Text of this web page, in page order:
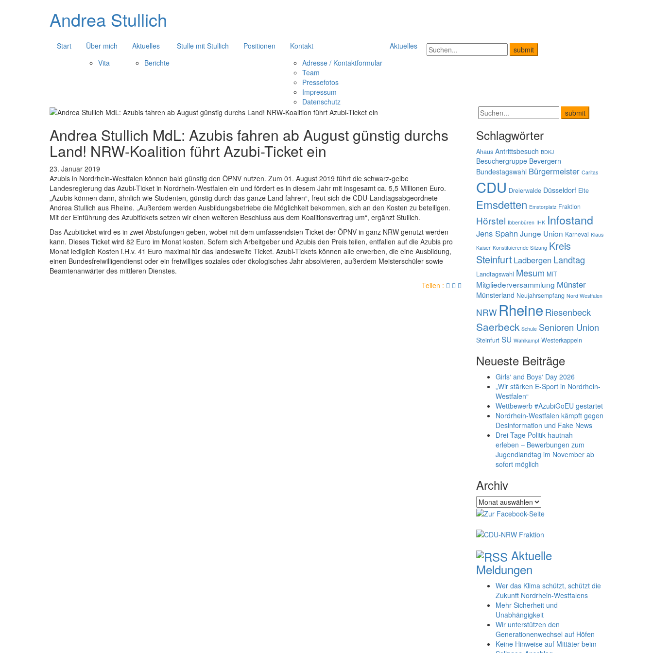
Andrea Stullich
Start
Über mich
Vita
Aktuelles
Berichte
Stulle mit Stullich Positionen
Kontakt
Adresse / Kontaktformular
Team
Pressefotos
Impressum
Datenschutz
Aktuelles
Andrea Stullich MdL: Azubis fahren ab August günstig durchs
Land! NRW-Koalition führt Azubi-Ticket ein
23. Januar 2019
Azubis in Nordrhein-Westfalen können bald günstig den ÖPNV nutzen. Zum 01. August 2019 führt die schwarz-gelbe
Landesregierung das Azubi-Ticket in Nordrhein-Westfalen ein und fördert es in diesem Jahr mit insgesamt ca. 5,5 Millionen Euro.
„Azubis können dann, ähnlich wie Studenten, günstig durch das ganze Land fahren“, freut sich die CDU-Landtagsabgeordnete
Andrea Stullich aus Rheine. „Außerdem werden Ausbildungsbetriebe die Möglichkeit bekommen, sich an den Kosten zu beteiligen.
Mit der Einführung des Azubitickets setzen wir einen weiteren Beschluss aus dem Koalitionsvertrag um“, ergänzt Stullich.
Das Azubiticket wird es in zwei Abstufungen geben, wobei mit dem umfassendsten Ticket der ÖPNV in ganz NRW genutzt werden
kann. Dieses Ticket wird 82 Euro im Monat kosten. Sofern sich Arbeitgeber und Azubis den Preis teilen, entfallen auf die Azubis pro
Monat lediglich Kosten i.H.v. 41 Euro maximal für das landesweite Ticket. Azubi-Tickets können alle erwerben, die eine Ausbildung,
einen Bundesfreiwilligendienst oder ein freiwilliges soziales oder ökologisches Jahr absolvieren, außerdem Meisterschüler sowie
Beamtenanwärter des mittleren Dienstes.
Teilen :
Schlagwörter
Ahaus Antrittsbesuch BDKJ
Besuchergruppe Bevergern
Bundestagswahl Bürgermeister Caritas
CDU Dreierwalde Düsseldorf Elte
Emsdetten Emstorplatz Fraktion
Hörstel Ibbenbüren IHK Infostand
Jens Spahn Junge Union Karneval Klaus
Kaiser Konstituierende Sitzung Kreis
Steinfurt Ladbergen Landtag
Landtagswahl Mesum MIT
Mitgliederversammlung Münster
Münsterland Neujahrsempfang Nord Westfalen
NRW Rheine Riesenbeck
Saerbeck Schule Senioren Union
Steinfurt SU Wahlkampf Westerkappeln
Neueste Beiträge
Girls‘ and Boys‘ Day 2026
„Wir stärken E-Sport in Nordrhein-
Westfalen“
Wettbewerb #AzubiGoEU gestartet
Nordrhein-Westfalen kämpft gegen
Desinformation und Fake News
Drei Tage Politik hautnah
erleben – Bewerbungen zum
Jugendlandtag im November ab
sofort möglich
Archiv
Archiv
Aktuelle
Meldungen
Wer das Klima schützt, schützt die
Zukunft Nordrhein-Westfalens
Mehr Sicherheit und
Unabhängigkeit
Wir unterstützen den
Generationenwechsel auf Höfen
Keine Hinweise auf Mittäter beim